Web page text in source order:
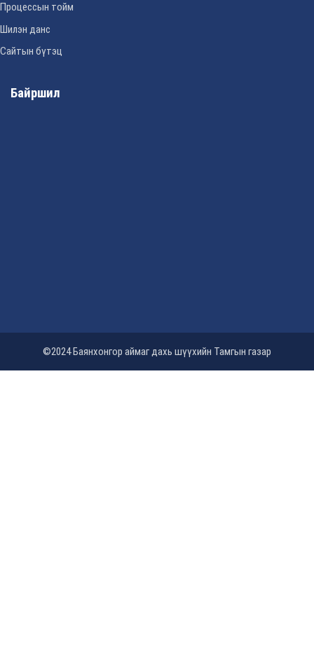
Процессын тойм
Шилэн данс
Сайтын бүтэц
Байршил
©2024 Баянхонгор аймаг дахь шүүхийн Тамгын газар